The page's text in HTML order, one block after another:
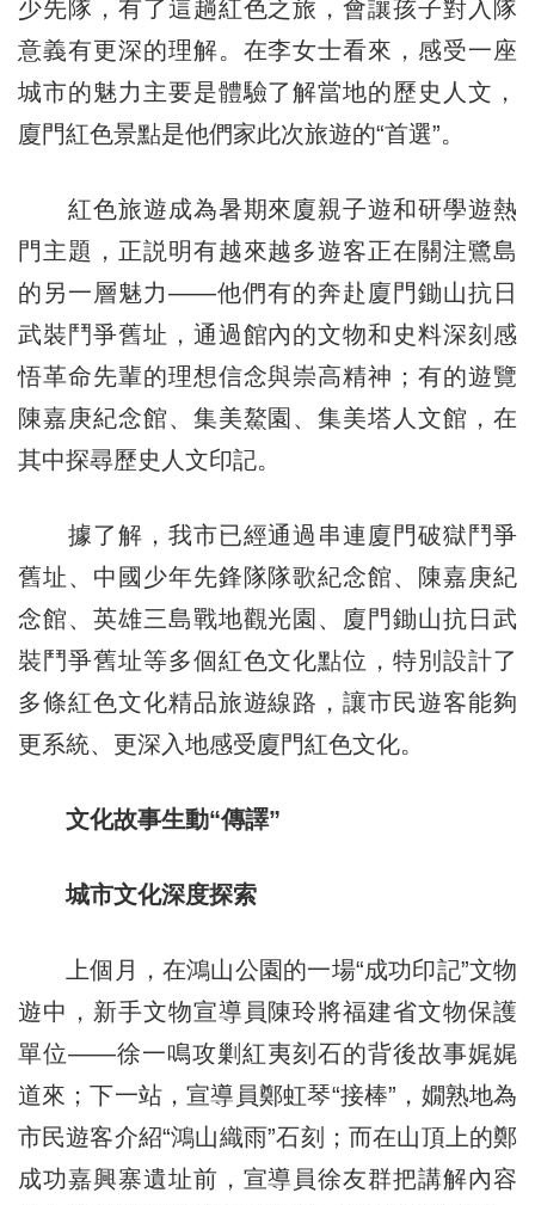
少先隊，有了這趟紅色之旅，會讓孩子對入隊
意義有更深的理解。在李女士看來，感受一座
城市的魅力主要是體驗了解當地的歷史人文，
廈門紅色景點是他們家此次旅遊的“首選”。
紅色旅遊成為暑期來廈親子遊和研學遊熱
門主題，正説明有越來越多遊客正在關注鷺島
的另一層魅力——他們有的奔赴廈門鋤山抗日
武裝鬥爭舊址，通過館內的文物和史料深刻感
悟革命先輩的理想信念與崇高精神；有的遊覽
陳嘉庚紀念館、集美鰲園、集美塔人文館，在
其中探尋歷史人文印記。
據了解，我市已經通過串連廈門破獄鬥爭
舊址、中國少年先鋒隊隊歌紀念館、陳嘉庚紀
念館、英雄三島戰地觀光園、廈門鋤山抗日武
裝鬥爭舊址等多個紅色文化點位，特別設計了
多條紅色文化精品旅遊線路，讓市民遊客能夠
更系統、更深入地感受廈門紅色文化。
文化故事生動“傳譯”
城市文化深度探索
上個月，在鴻山公園的一場“成功印記”文物
遊中，新手文物宣導員陳玲將福建省文物保護
單位——徐一鳴攻剿紅夷刻石的背後故事娓娓
道來；下一站，宣導員鄭虹琴“接棒”，嫺熟地為
市民遊客介紹“鴻山織雨”石刻；而在山頂上的鄭
成功嘉興寨遺址前，宣導員徐友群把講解內容